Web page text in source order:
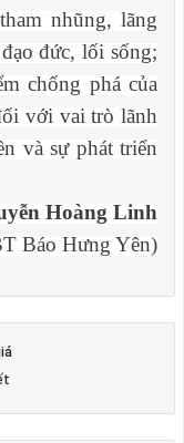
nhũng, lãng
đức, lối sống;
chống phá của
với vai trò lãnh
và sự phát triển
Hoàng Linh
Báo Hưng Yên)